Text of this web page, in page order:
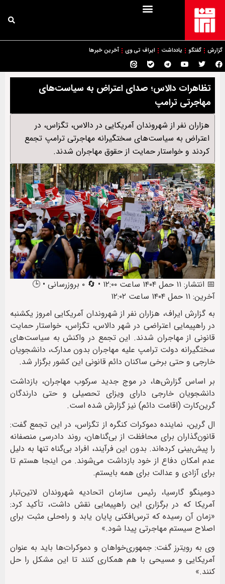
گزارش گفتگو یادداشت ایراف تی وی آخرین خبرها
تظاهرات دالاس؛ صدای اعتراض به سیاست‌های
مهاجرتی ترامپ
هزاران نفر از شهروندان آمریکایی در دالاس، تگزاس، در
اعتراض به سیاست‌های سختگیرانه مهاجرتی ترامپ تجمع
کردند و خواستار حمایت از حقوق مهاجران شدند.
📅 انتشار: ۱۱ حمل ۱۴۰۴ ساعت ۱۲:۰۰ • 🔄 ۰ بروزرسانی • 🕒
آخرین: ۱۱ حمل ۱۴۰۴ ساعت ۱۲:۰۲
به گزارش ایراف، هزاران نفر از شهروندان آمریکایی امروز یکشنبه
در راهپیمایی اعتراضی در شهر دالاس، تگزاس، خواستار حمایت
قانونی از مهاجران شدند. این تجمع در واکنش به سیاست‌های
سختگیرانه دولت ترامپ علیه مهاجران بدون مدارک، دانشجویان
خارجی و حتی برخی ساکنان دائم قانونی این کشور برگزار شد.
بر اساس گزارش‌ها، در موج جدید سرکوب مهاجران، بازداشت
دانشجویان خارجی دارای ویزای تحصیلی و حتی دارندگان
گرین‌کارت (اقامت دائم) نیز گزارش شده است.
ال گرین، نماینده دموکرات کنگره از تگزاس، در این تجمع گفت:
قانون‌گذاران برای محافظت از بی‌گناهان، روند دادرسی منصفانه
را پیش‌بینی کرده‌اند. بدون این فرآیند، افراد بی‌گناه تنها به دلیل
عدم امکان دفاع از خود بازداشت می‌شوند. من اینجا هستم تا
برای آزادی و عدالت برای همه بایستم.
دومینگو گارسیا، رئیس سازمان اتحادیه شهروندان لاتین‌تبار
آمریکا که در برگزاری این راهپیمایی نقش داشت، تأکید کرد:
«زمان آن رسیده که ترس‌افکنی پایان یابد و راه‌حلی مثبت برای
اصلاح سیستم مهاجرتی پیدا شود.»
وی به رویترز گفت: جمهوری‌خواهان و دموکرات‌ها باید به عنوان
آمریکایی و مسیحی با هم همکاری کنند تا این مشکل را حل
کنند.»